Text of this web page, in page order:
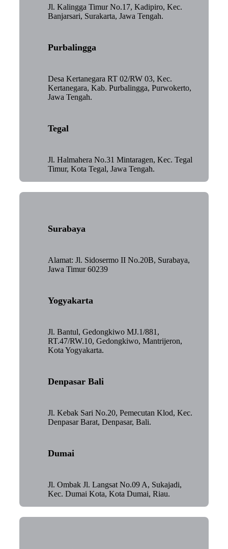
Jl. Kalingga Timur No.17, Kadipiro, Kec.
Banjarsari, Surakarta, Jawa Tengah.
Purbalingga
Desa Kertanegara RT 02/RW 03, Kec.
Kertanegara, Kab. Purbalingga, Purwokerto,
Jawa Tengah.
Tegal
Jl. Halmahera No.31 Mintaragen, Kec. Tegal
Timur, Kota Tegal, Jawa Tengah.
Surabaya
Alamat: Jl. Sidosermo II No.20B, Surabaya,
Jawa Timur 60239
Yogyakarta
Jl. Bantul, Gedongkiwo MJ.1/881,
RT.47/RW.10, Gedongkiwo, Mantrijeron,
Kota Yogyakarta.
Denpasar Bali
Jl. Kebak Sari No.20, Pemecutan Klod, Kec.
Denpasar Barat, Denpasar, Bali.
Dumai
Jl. Ombak Jl. Langsat No.09 A, Sukajadi,
Kec. Dumai Kota, Kota Dumai, Riau.